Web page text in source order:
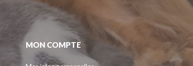
MON COMPTE